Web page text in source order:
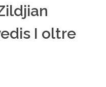
I oltre